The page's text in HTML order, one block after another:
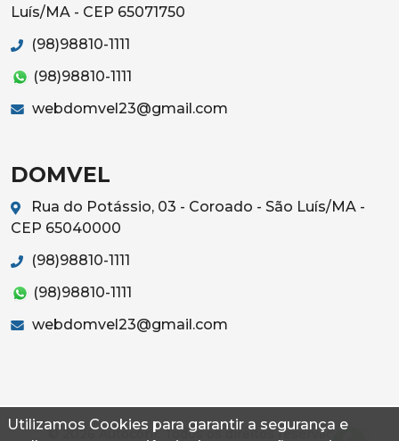
Utilizamos Cookies para garantir a segurança e
Luís/MA - CEP 65071750
(98)98810-1111
(98)98810-1111
webdomvel23@gmail.com
DOMVEL
Rua do Potássio, 03 - Coroado - São Luís/MA -
CEP 65040000
(98)98810-1111
(98)98810-1111
webdomvel23@gmail.com
© 2026 Autoconf. Todos os direitos reservados.